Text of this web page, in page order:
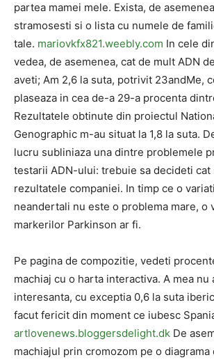
partea mamei mele. Exista, de
stramosesti si o lista cu numele de
tale. mariovkfx821.weebly.com In cele
vedea, de asemenea, cat de mult ADN
aveti; Am 2,6 la suta, potrivit 23andMe,
plaseaza in cea de-a 29-a procenta
Rezultatele obtinute din proiectul
Genographic m-au situat la 1,8 la suta.
lucru subliniaza una dintre problemele
testarii ADN-ului: trebuie sa decideti cat
rezultatele companiei. In timp ce o
neandertali nu este o problema mare, o
markerilor Parkinson ar fi.
Pe pagina de compozitie, vedeti
machiaj cu o harta interactiva. A mea nu
interesanta, cu exceptia 0,6 la suta
facut fericit din moment ce iubesc
artlovenews.bloggersdelight.dk De
machiajul prin cromozom pe o diagrama